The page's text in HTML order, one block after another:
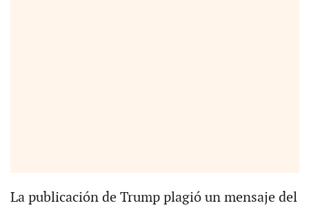
La publicación de Trump plagió un mensaje del